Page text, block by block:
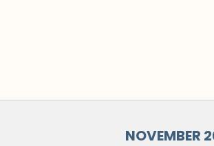
NOVEMBER